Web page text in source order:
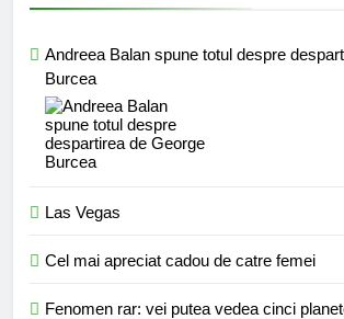
Andreea Balan spune totul despre
Burcea
Las Vegas
Cel mai apreciat cadou de catre femei
Fenomen rar: vei putea vedea cinci